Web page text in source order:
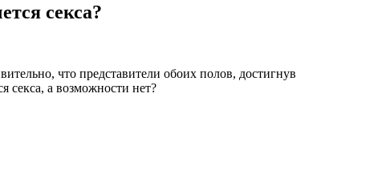
секса?
что представители обоих полов, достигнув
секса, а возможности нет?